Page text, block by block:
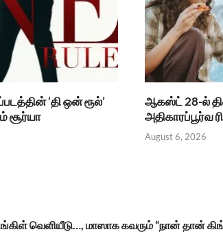
‘தி ஒன் ரூல்’
சூர்யா
ஆகஸ்ட் 28-ல்
அதிகாரப்பூர்வ
August 6, 2026
வெளியீடு…, மாஸாக கவரும் “நான் தான்